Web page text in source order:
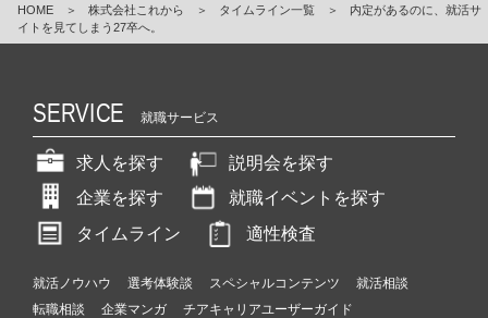
HOME ＞ 株式会社これから ＞ タイムライン一覧 ＞
内定があるのに、就活サ
イトを見てしまう27卒へ。
SERVICE 就職サービス
求人を探す
説明会を探す
企業を探す
就職イベントを探す
タイムライン
適性検査
就活ノウハウ 選考体験談 スペシャルコンテンツ
就活相談
転職相談
企業マンガ チアキャリアユーザーガイド